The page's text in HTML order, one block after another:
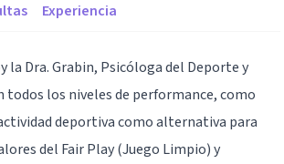
Experiencia
la Dra. Grabin, Psicóloga del Deporte y
todos los niveles de performance, como
deportiva como alternativa para
del Fair Play (Juego Limpio) y